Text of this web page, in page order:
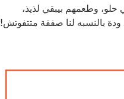
حلو، وطعمهم بيبقي لذيذ،
بالنسبه لنا صفقة متتفوتش!